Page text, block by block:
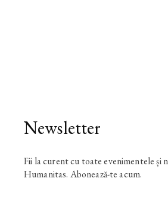
Newsletter
Fii la curent cu toate evenimentele și
Humanitas. Abonează-te acum.